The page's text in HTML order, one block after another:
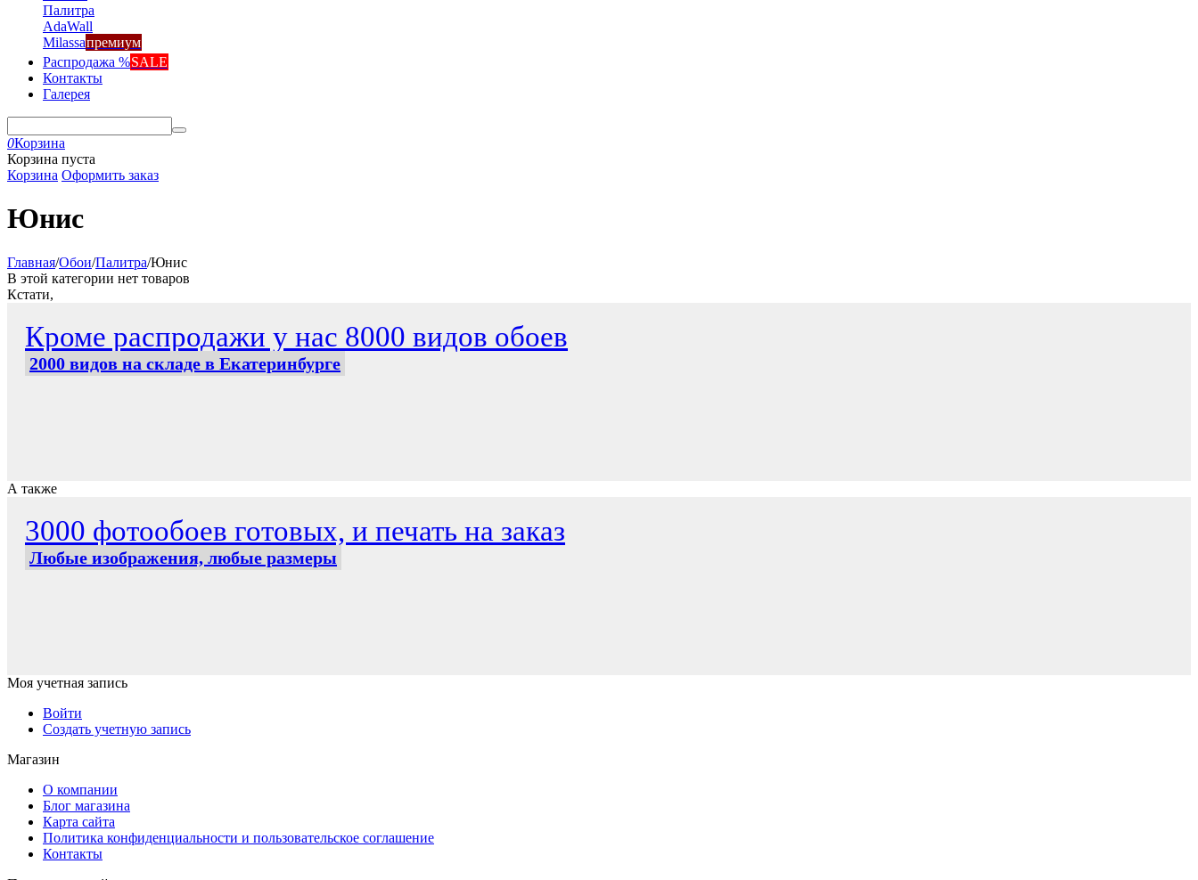
Палитра
AdaWall
Milassaпремиум
Распродажа %SALE
Контакты
Галерея
0Корзина
Корзина пуста
Корзина Оформить заказ
Юнис
Главная/Обои/Палитра/Юнис
В этой категории нет товаров
Кстати,
Кроме распродажи у нас 8000 видов обоев
2000 видов на складе в Екатеринбурге
А также
3000 фотообоев готовых, и печать на заказ
Любые изображения, любые размеры
Моя учетная запись
Войти
Создать учетную запись
Магазин
О компании
Блог магазина
Карта сайта
Политика конфиденциальности и пользовательское соглашение
Контакты